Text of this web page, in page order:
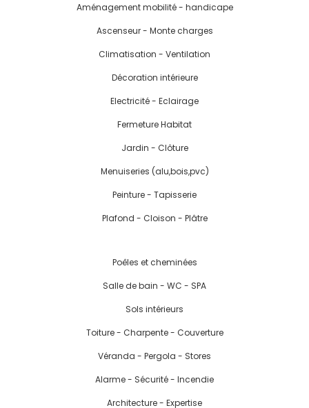
Aménagement mobilité - handicape
Ascenseur - Monte charges
Climatisation - Ventilation
Décoration intérieure
Electricité - Eclairage
Fermeture Habitat
Jardin - Clôture
Menuiseries (alu,bois,pvc)
Peinture - Tapisserie
Plafond - Cloison - Plâtre
Poêles et cheminées
Salle de bain - WC - SPA
Sols intérieurs
Toiture - Charpente - Couverture
Véranda - Pergola - Stores
Alarme - Sécurité - Incendie
Architecture - Expertise